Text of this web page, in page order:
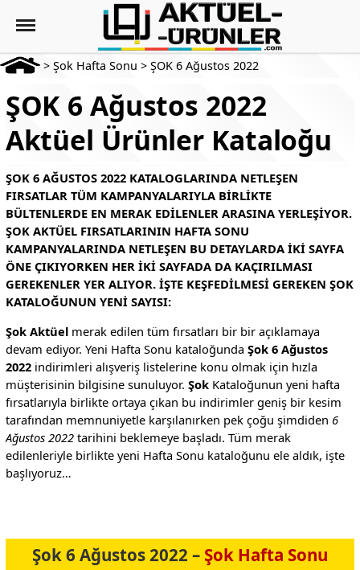
> Şok Hafta Sonu > ŞOK 6 Ağustos 2022
ŞOK 6 Ağustos 2022
Aktüel Ürünler Kataloğu
ŞOK 6 AĞUSTOS 2022 KATALOGLARINDA NETLEŞEN
FIRSATLAR TÜM KAMPANYALARIYLA BIRLIKTE
BÜLTENLERDE EN MERAK EDILENLER ARASINA YERLEŞIYOR.
ŞOK AKTÜEL FIRSATLARININ HAFTA SONU
KAMPANYALARINDA NETLEŞEN BU DETAYLARDA IKI SAYFA
ÖNE ÇIKIYORKEN HER IKI SAYFADA DA KAÇIRILMASI
GEREKENLER YER ALIYOR. İŞTE KEŞFEDILMESI GEREKEN ŞOK
KATALOĞUNUN YENI SAYISI:
Şok Aktüelmerak edilen tüm fırsatları bir bir açıklamaya
devam ediyor. Yeni Hafta Sonu kataloğunda Şok 6 Ağustos
2022indirimleri alışveriş listelerine konu olmak için hızla
müşterisinin bilgisine sunuluyor. ŞokKataloğunun yeni hafta
fırsatlarıyla birlikte ortaya çıkan bu indirimler geniş bir kesim
tarafından memnuniyetle karşılanırken pek çoğu şimdiden 6
Ağustos 2022tarihini beklemeye başladı. Tüm merak
edilenleriyle birlikte yeni Hafta Sonu kataloğunu ele aldık, işte
başlıyoruz…
Şok 6 Ağustos 2022 – Şok Hafta Sonu